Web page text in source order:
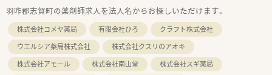
羽咋郡志賀町の薬剤師求人を法人名からお探しいただけます。
株式会社コメヤ薬局 有限会社ひろ
クラフト株式会社
ウエルシア薬局株式会社
株式会社クスリのアオキ
株式会社アモール
株式会社南山堂
株式会社スギ薬局